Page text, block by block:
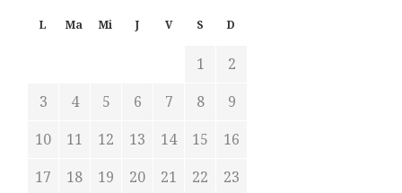
L Ma Mi J V S D
1
2
3
4 5 6 7 8
9
10
11 12 13 14 15
16
17
18 19 20 21 22
23